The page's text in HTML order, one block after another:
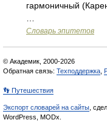
гармоничный
Словарь эпитетов
© Академик, 2000-2026
Обратная связь: Техподдержка
👣 Путешествия
Экспорт словарей на сайты ,
WordPress, MODx.